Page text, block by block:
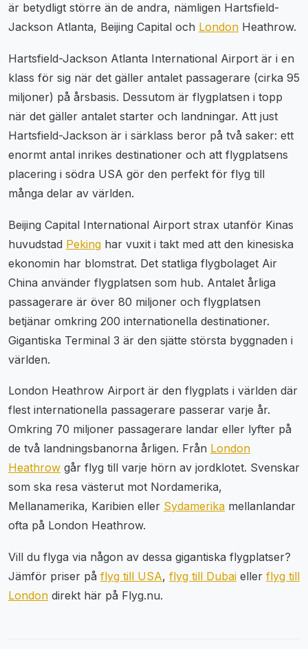
är betydligt större än de andra, nämligen Hartsfield-
Jackson Atlanta, Beijing Capital och London Heathrow.
Hartsfield-Jackson Atlanta International Airport är i en
klass för sig när det gäller antalet passagerare (cirka 95
miljoner) på årsbasis. Dessutom är flygplatsen i topp
när det gäller antalet starter och landningar. Att just
Hartsfield-Jackson är i särklass beror på två saker: ett
enormt antal inrikes destinationer och att flygplatsens
placering i södra USA gör den perfekt för flyg till
många delar av världen.
Beijing Capital International Airport strax utanför Kinas
huvudstad Peking har vuxit i takt med att den kinesiska
ekonomin har blomstrat. Det statliga flygbolaget Air
China använder flygplatsen som hub. Antalet årliga
passagerare är över 80 miljoner och flygplatsen
betjänar omkring 200 internationella destinationer.
Gigantiska Terminal 3 är den sjätte största byggnaden i
världen.
London Heathrow Airport är den flygplats i världen där
flest internationella passagerare passerar varje år.
Omkring 70 miljoner passagerare landar eller lyfter på
de två landningsbanorna årligen. Från London
Heathrow går flyg till varje hörn av jordklotet. Svenskar
som ska resa västerut mot Nordamerika,
Mellanamerika, Karibien eller Sydamerika mellanlandar
ofta på London Heathrow.
Vill du flyga via någon av dessa gigantiska flygplatser?
Jämför priser på flyg till USA, flyg till Dubai eller flyg till
London direkt här på Flyg.nu.